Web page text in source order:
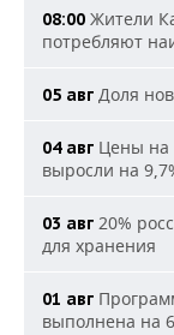
08:00 Жители
потребляют
05 авг Доля
04 авг Цены на
выросли на
03 авг 20%
для хранения
01 авг
выполнена на